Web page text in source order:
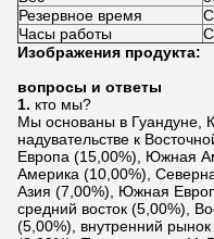
Резервное время
Часы работы
Изображения продукта:
вопросы и ответы
1. кто мы?
Мы основаны в Гуандуне,
надувательстве к
Европа (15,00%), Южная
Америка (10,00%),
Азия (7,00%), Южная
средний восток (5,00%),
(5,00%), внутренний